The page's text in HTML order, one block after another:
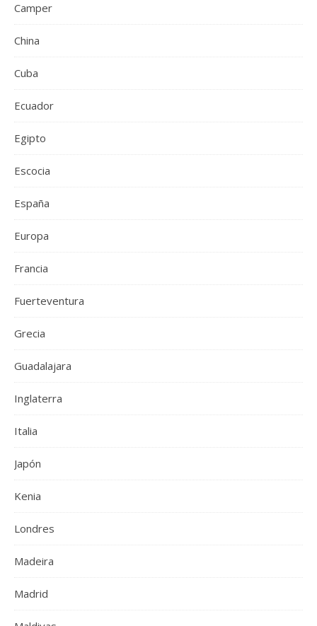
Camper
China
Cuba
Ecuador
Egipto
Escocia
España
Europa
Francia
Fuerteventura
Grecia
Guadalajara
Inglaterra
Italia
Japón
Kenia
Londres
Madeira
Madrid